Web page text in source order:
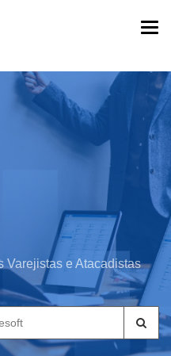
Varejistas e Atacadistas